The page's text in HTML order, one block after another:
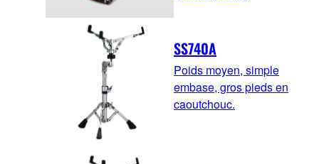
SS740A
Poids moyen, simple
embase, gros pieds en
caoutchouc.